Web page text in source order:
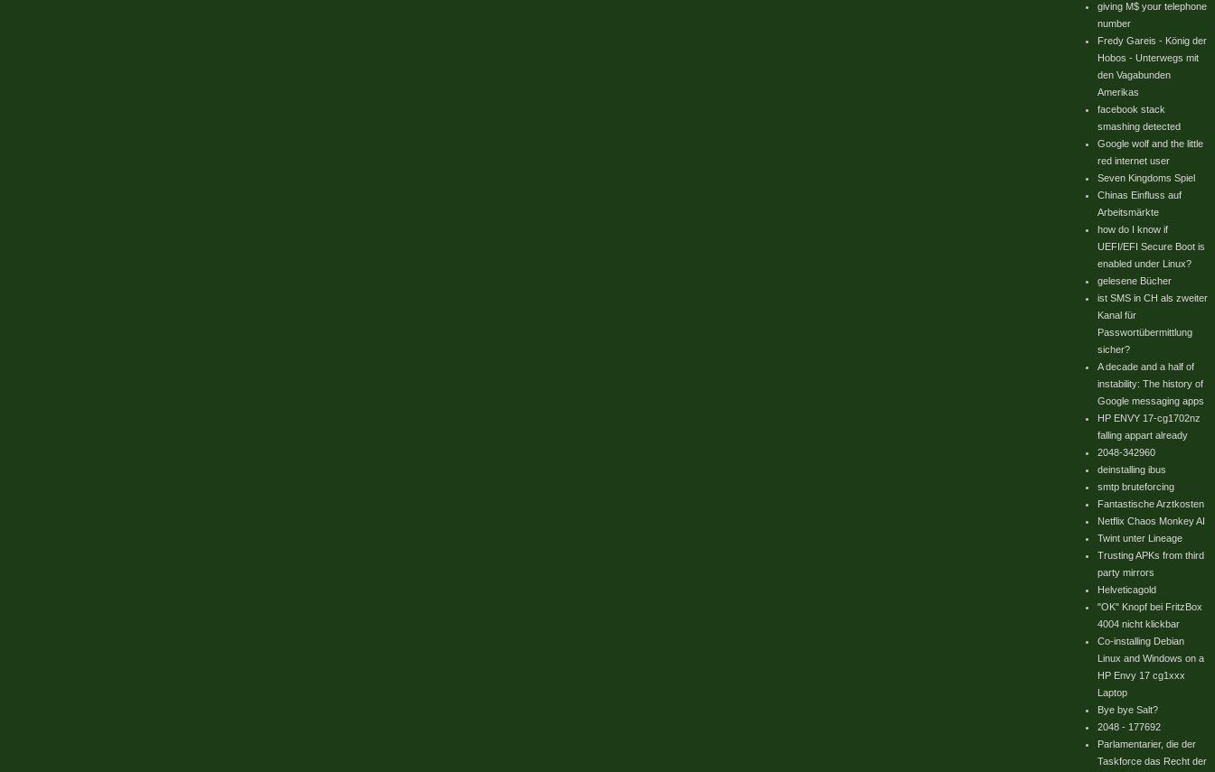
giving M$ your telephone
number
Fredy Gareis - König der
Hobos - Unterwegs mit
den Vagabunden
Amerikas
facebook stack
smashing detected
Google wolf and the little
red internet user
Seven Kingdoms Spiel
Chinas Einfluss auf
Arbeitsmärkte
how do I know if
UEFI/EFI Secure Boot is
enabled under Linux?
gelesene Bücher
ist SMS in CH als zweiter
Kanal für
Passwortübermittlung
sicher?
A decade and a half of
instability: The history of
Google messaging apps
HP ENVY 17-cg1702nz
falling appart already
2048-342960
deinstalling ibus
smtp bruteforcing
Fantastische Arztkosten
Netflix Chaos Monkey AI
Twint unter Lineage
Trusting APKs from third
party mirrors
Helveticagold
"OK" Knopf bei FritzBox
4004 nicht klickbar
Co-installing Debian
Linux and Windows on a
HP Envy 17 cg1xxx
Laptop
Bye bye Salt?
2048 - 177692
Parlamentarier, die der
Taskforce das Recht der